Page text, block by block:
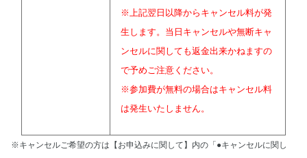
※上記翌日以降からキャンセル料が発
生します。当日キャンセルや無断キャ
ンセルに関しても返金出来かねますの
で予めご注意ください。
※参加費が無料の場合はキャンセル料
は発生いたしません。
※キャンセルご希望の方は【お申込みに関して】内の「●キャンセルに関し